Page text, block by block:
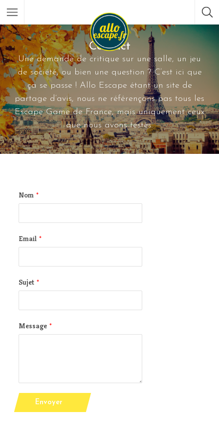
Contact
Une demande de critique sur une salle, un jeu
de société, ou bien une question ? C’est ici que
ça se passe ! Allo Escape étant un site de
partage d’avis, nous ne référençons pas tous les
Escape Game de France, mais uniquement ceux
que nous avons testés.
Nom *
Email *
Sujet *
Message *
Envoyer